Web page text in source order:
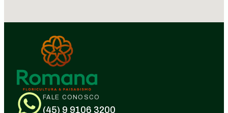
FALE CONOSCO
(45) 9 9106 3200